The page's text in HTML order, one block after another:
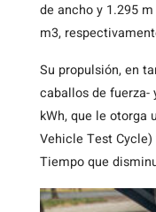
de ancho y 1.295
m3,
Su propulsión, en
caballos de fuerza-
kWh, que le otorga
Vehicle Test
Tiempo que